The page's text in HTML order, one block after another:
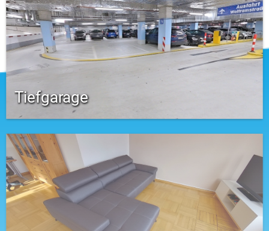
Tiefgarage